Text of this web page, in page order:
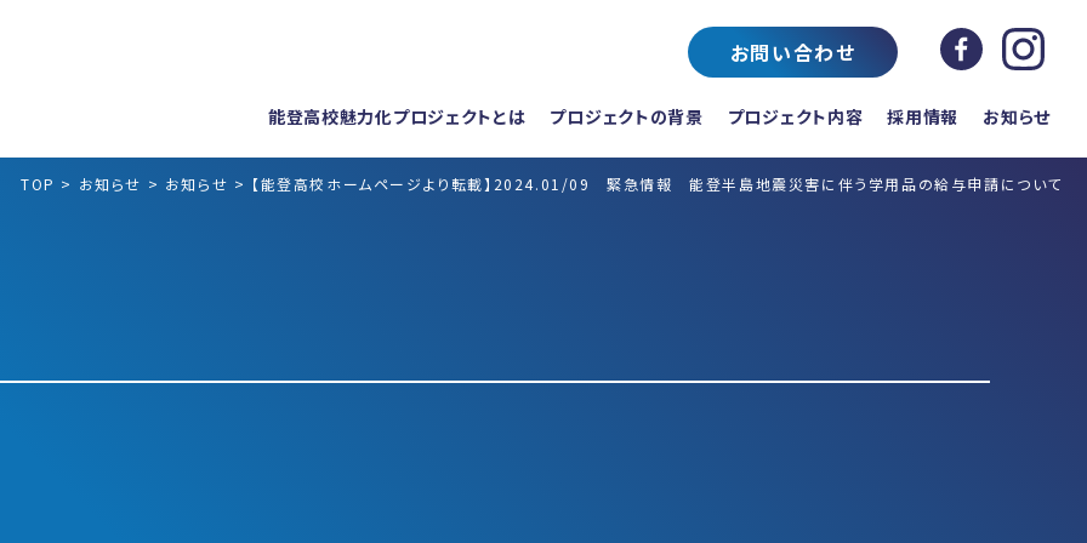
お問い合わせ
能登高校魅力化プロジェクトとは プロジェクトの背景 プロジェクト内容 採用情報 お知らせ
TOP > お知らせ > お知らせ > 【能登高校ホームページより転載】2024.01/09 緊急情報 能登半島地震災害に伴う学用品の給与申請について